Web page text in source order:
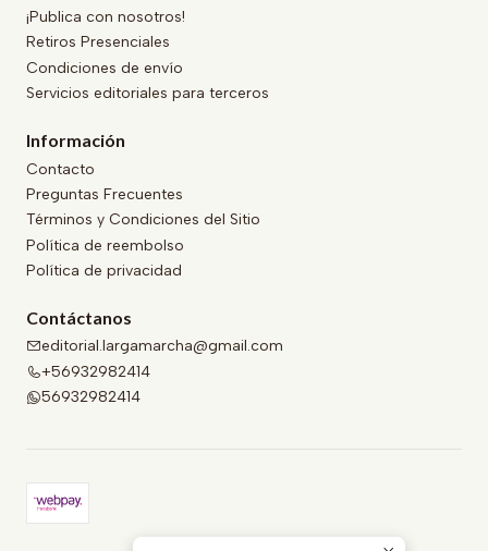
¡Publica con nosotros!
Retiros Presenciales
Condiciones de envío
Servicios editoriales para terceros
Información
Contacto
Preguntas Frecuentes
Términos y Condiciones del Sitio
Política de reembolso
Política de privacidad
Contáctanos
editorial.largamarcha@gmail.com
+56932982414
56932982414